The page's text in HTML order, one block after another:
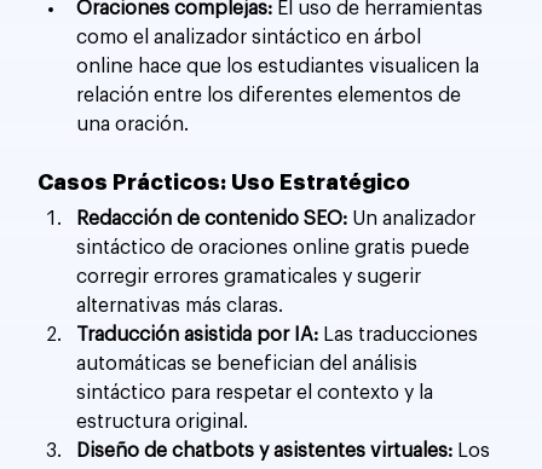
Oraciones complejas: El uso de herramientas
como el analizador sintáctico en árbol
online hace que los estudiantes visualicen la
relación entre los diferentes elementos de
una oración.
Casos Prácticos: Uso Estratégico
Redacción de contenido SEO: Un analizador
sintáctico de oraciones online gratis puede
corregir errores gramaticales y sugerir
alternativas más claras.
Traducción asistida por IA: Las traducciones
automáticas se benefician del análisis
sintáctico para respetar el contexto y la
estructura original.
Diseño de chatbots y asistentes virtuales: Los